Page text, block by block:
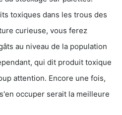
toxiques dans les trous des
curieuse, vous ferez
au niveau de la population
qui dit produit toxique
attention. Encore une fois,
occuper serait la meilleure